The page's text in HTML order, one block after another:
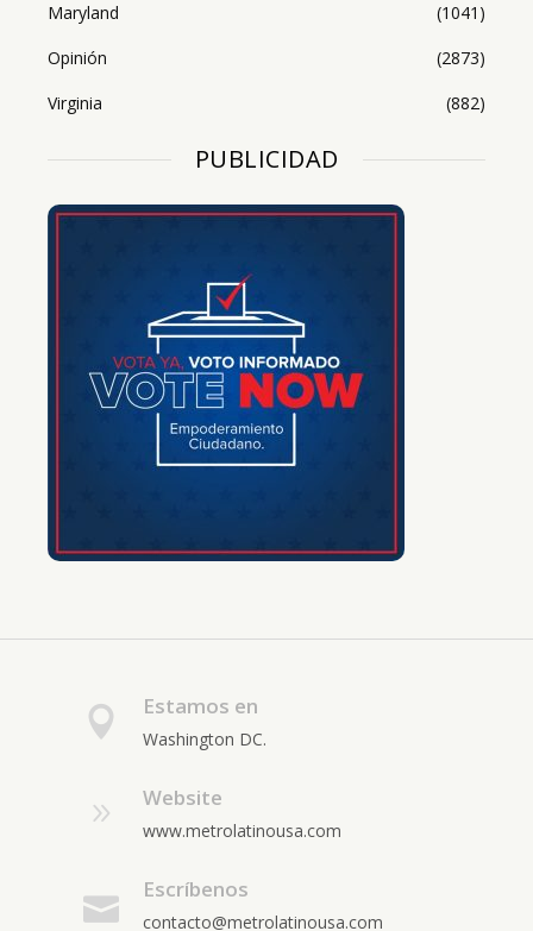
Maryland
(1041)
Opinión
(2873)
Virginia
(882)
PUBLICIDAD
Estamos en
Washington DC.
Website
www.metrolatinousa.com
Escríbenos
contacto@metrolatinousa.com